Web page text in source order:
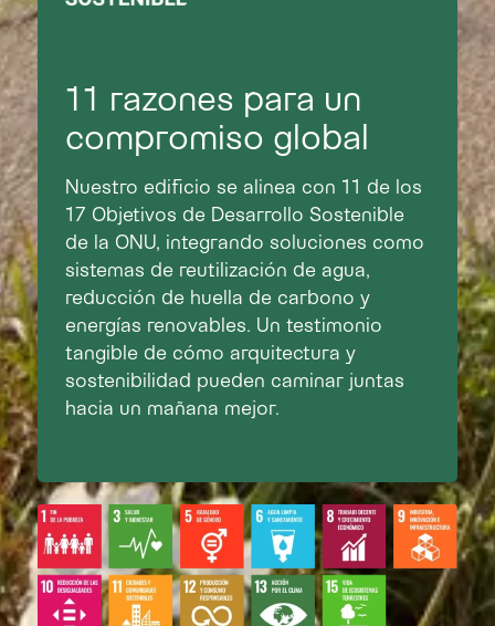
11 razones para un
compromiso global
Nuestro edificio se alinea con 11 de los
17 Objetivos de Desarrollo Sostenible
de la ONU, integrando soluciones como
sistemas de reutilización de agua,
reducción de huella de carbono y
energías renovables. Un testimonio
tangible de cómo arquitectura y
sostenibilidad pueden caminar juntas
hacia un mañana mejor.